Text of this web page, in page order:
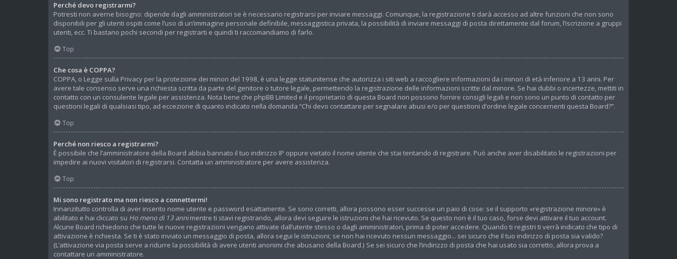
Perché devo registrarmi?
Potresti non averne bisogno: dipende dagli amministratori se è necessario registrarsi per inviare messaggi. Comunque, la registrazione ti darà accesso ad altre funzioni che non sono
disponibili per gli utenti ospiti come l’uso di un’immagine personale definibile, messaggistica privata, la possibilità di inviare messaggi di posta direttamente dal forum, l’iscrizione a gruppi
utenti, ecc. Ti bastano pochi secondi per registrarti e quindi ti raccomandiamo di farlo.
Top
Che cosa è COPPA?
COPPA, o Legge sulla Privacy per la protezione dei minori del 1998, è una legge statunitense che autorizza i siti web a raccogliere informazioni da i minori di età inferiore a 13 anni. Per
avere tale consenso serve una richiesta scritta da parte del genitore o tutore legale, permettendo la registrazione delle informazioni scritte dal minore. Se hai dubbi o incertezze, mettiti in
contatto con un consulente legale per assistenza. Nota bene che phpBB Limited e il proprietario di questa Board non possono fornire consigli legali e non sono un punto di contatto per
questioni legali di qualsiasi tipo, ad eccezione di quanto indicato nella domanda “Chi devo contattare per segnalare abusi e/o per questioni d’ordine legale concernenti questa Board?”.
Top
Perché non riesco a registrarmi?
È possibile che l’amministratore della Board abbia bannato il tuo indirizzo IP oppure vietato il nome utente che stai tentando di registrare. Può anche aver disabilitato le registrazioni per
impedire ai nuovi visitatori di registrarsi. Contatta un amministratore per avere assistenza.
Top
Mi sono registrato ma non riesco a connettermi!
Innanzitutto controlla di aver inserito nome utente e password esattamente. Se sono corretti, allora possono esser successe un paio di cose: se il supporto «registrazione minore» è
abilitato e hai cliccato su Ho meno di 13 annimentre ti stavi registrando, allora devi seguire le istruzioni che hai ricevuto. Se questo non è il tuo caso, forse devi attivare il tuo account.
Alcune Board richiedono che tutte le nuove registrazioni vengano attivate dall’utente stesso o dagli amministratori, prima di poter accedere. Quando ti registri ti verrà indicato che tipo di
attivazione è richiesta. Se ti è stato inviato un messaggio di posta, allora segui le istruzioni; se non hai ricevuto nessun messaggio... sei sicuro che il tuo indirizzo di posta sia valido?
(L’attivazione via posta serve a ridurre la possibilità di avere utenti anonimi che abusano della Board.) Se sei sicuro che l’indirizzo di posta che hai usato sia corretto, allora prova a
contattare un amministratore.